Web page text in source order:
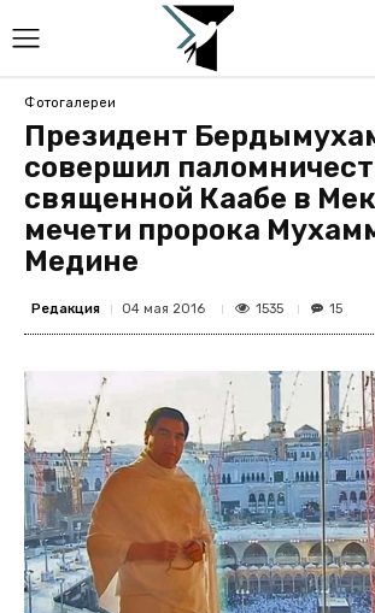
Фотогалереи
Президент
совершил
священной Каабе в
мечети пророка
Медине
Редакция 04 мая 2016 1535 15